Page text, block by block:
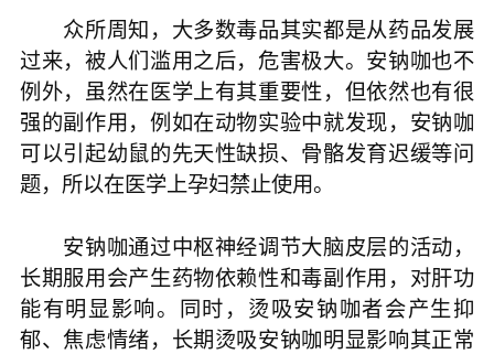
众所周知，大多数毒品其实都是从药品发展
过来，被人们滥用之后，危害极大。安钠咖也不
例外，虽然在医学上有其重要性，但依然也有很
强的副作用，例如在动物实验中就发现，安钠咖
可以引起幼鼠的先天性缺损、骨骼发育迟缓等问
题，所以在医学上孕妇禁止使用。
安钠咖通过中枢神经调节大脑皮层的活动，
长期服用会产生药物依赖性和毒副作用，对肝功
能有明显影响。同时，烫吸安钠咖者会产生抑
郁、焦虑情绪，长期烫吸安钠咖明显影响其正常